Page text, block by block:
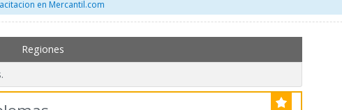
en Mercantil.com
Regiones